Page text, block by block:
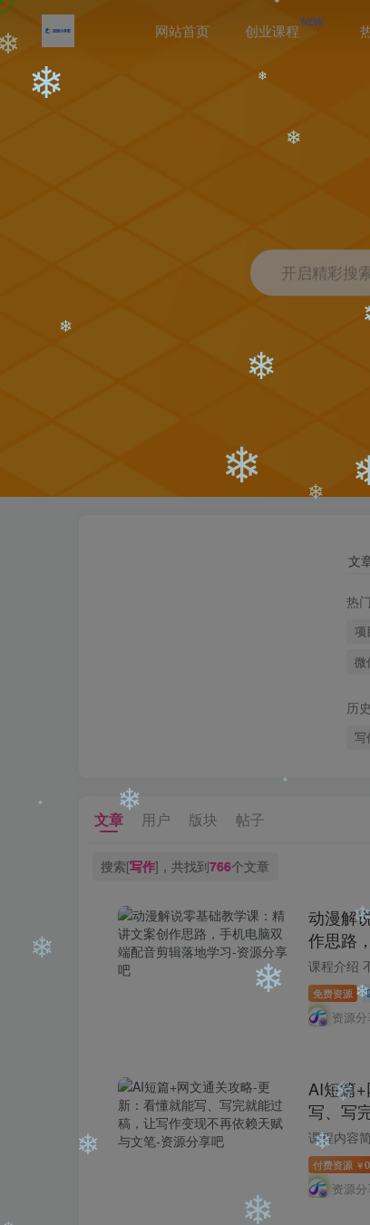
网站首页 创业课程 NEW
开启精彩搜
文
热
项
微
历
写
文章 用户 版块 帖子
搜索[写作]，共找到766个文章
动漫解
作思路
学习
免费资源
资源
AI短篇
写、写
依赖天
课程内容
付费资源 ￥
资源
❄
❄
❄ ❄
❄
❄
❄